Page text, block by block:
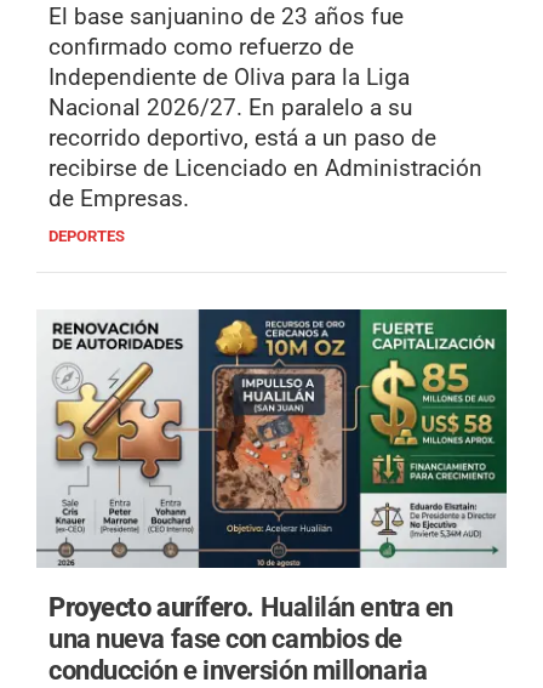
El base sanjuanino de 23 años fue
confirmado como refuerzo de
Independiente de Oliva para la Liga
Nacional 2026/27. En paralelo a su
recorrido deportivo, está a un paso de
recibirse de Licenciado en Administración
de Empresas.
DEPORTES
Proyecto aurífero. Hualilán entra en
una nueva fase con cambios de
conducción e inversión millonaria